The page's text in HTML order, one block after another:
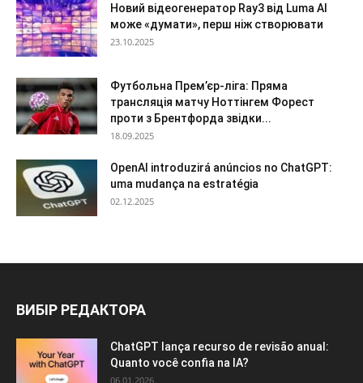
Новий відеогенератор Ray3 від Luma AI
може «думати», перш ніж створювати
23.10.2025
Футбольна Прем’єр-ліга: Пряма
трансляція матчу Ноттінгем Форест
проти з Брентфорда звідки...
18.09.2025
OpenAI introduzirá anúncios no ChatGPT:
uma mudança na estratégia
02.12.2025
ВИБІР РЕДАКТОРА
ChatGPT lança recurso de revisão anual:
Quanto você confia na IA?
06.01.2026